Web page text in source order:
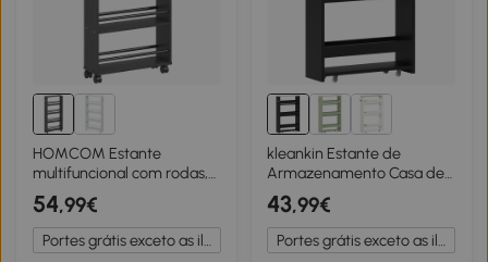
HOMCOM Estante
multifuncional com rodas,
design estreito, 4
compartimentos, 45x15x91
cm, Preto
54,99€
Portes grátis exceto as ilhas
kleankin Estante de
Armazenamento Casa de
Banho de 3 Níveis Estante
Estreita com Alça Lateral
Estante com Rodas
48x15x80cm Preto
43,99€
Portes grátis exceto as ilhas